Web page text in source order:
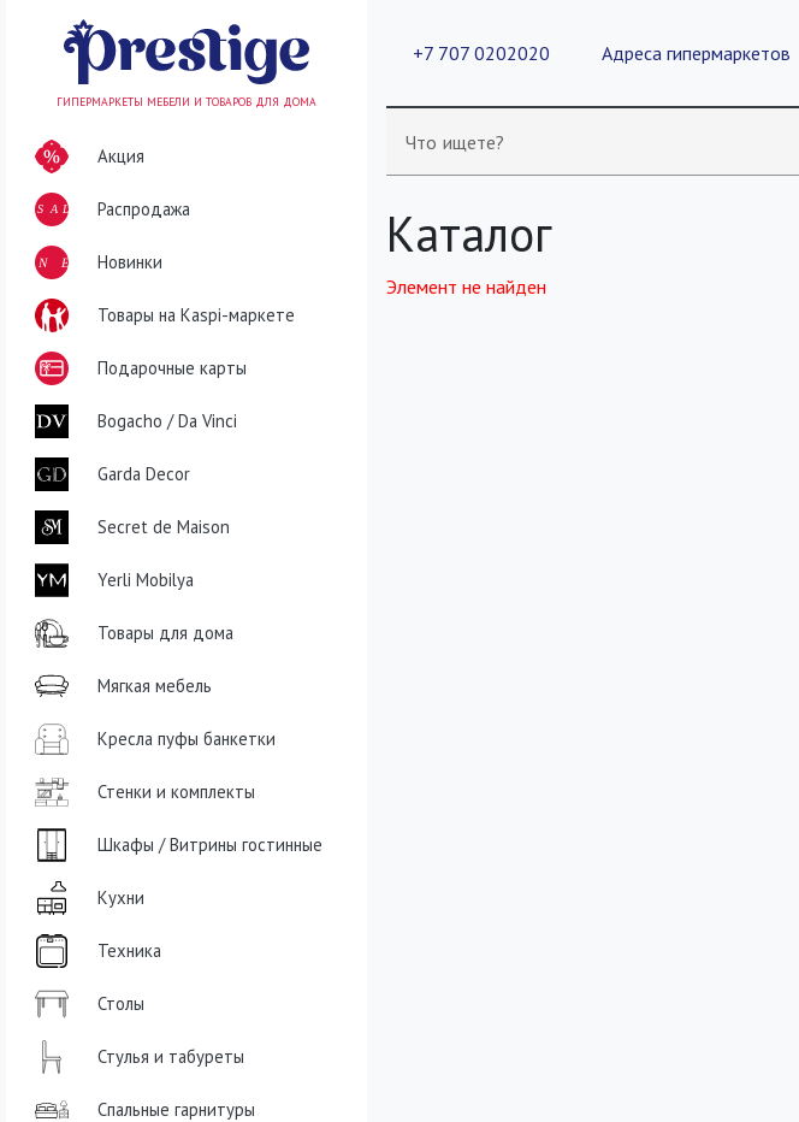
+7 707 0202020 Адреса гипермаркетов
Что ищете?
ГИПЕРМАРКЕТЫ МЕБЕЛИ И ТОВАРОВ ДЛЯ ДОМА
Акция
SALE Распродажа
NEWНовинки
Товары на Kaspi-маркете
Подарочные карты
Bogacho / Da Vinci
Garda Decor
Secret de Maison
Yerli Mobilya
Товары для дома
Мягкая мебель
Кресла пуфы банкетки
Стенки и комплекты
Шкафы / Витрины гостинные
Кухни
Техника
Столы
Стулья и табуреты
Спальные гарнитуры
Каталог
Элемент не найден